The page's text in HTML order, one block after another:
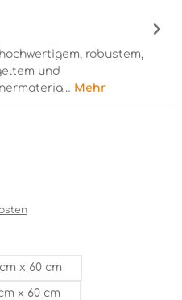
robustem,
und
Mehr
x 60 cm
x 60 cm